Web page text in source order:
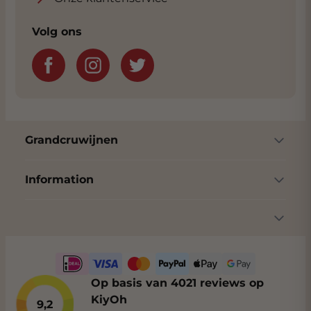
Heerlijk als aperitief en uitstekend te
combineren met groentesoepen, salades,
gegrilde vis, schaal- en schelpdieren, lichte
pastagerechten, gegrild wit vlees en zachte
Volg ons
Grandcruwijnen
Information
9,2
Op basis van 4021 reviews op
KiyOh